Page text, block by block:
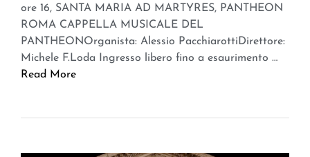
ore 16, SANTA MARIA AD MARTYRES, PANTHEON
ROMA CAPPELLA MUSICALE DEL
PANTHEONOrganista: Alessio PacchiarottiDirettore:
Michele F.Loda Ingresso libero fino a esaurimento …
Read More